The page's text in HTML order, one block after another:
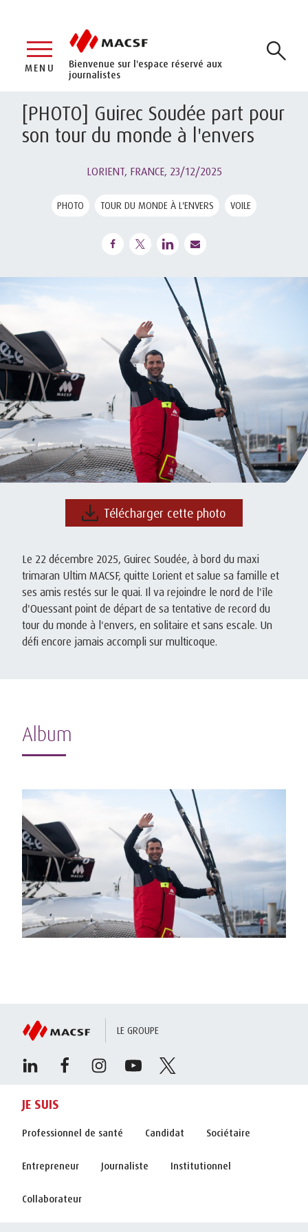
Bienvenue sur l'espace réservé aux
journalistes
MENU
[PHOTO] Guirec Soudée part pour
son tour du monde à l'envers
LORIENT, FRANCE, 23/12/2025
PHOTO TOUR DU MONDE À L'ENVERS VOILE
Télécharger cette photo
Le 22 décembre 2025, Guirec Soudée, à bord du maxi
trimaran Ultim MACSF, quitte Lorient et salue sa famille et
ses amis restés sur le quai. Il va rejoindre le nord de l'île
d'Ouessant point de départ de sa tentative de record du
tour du monde à l'envers, en solitaire et sans escale. Un
défi encore jamais accompli sur multicoque.
Album
LE GROUPE
JE SUIS
Professionnel de santé Candidat Sociétaire
Entrepreneur Journaliste Institutionnel
Collaborateur